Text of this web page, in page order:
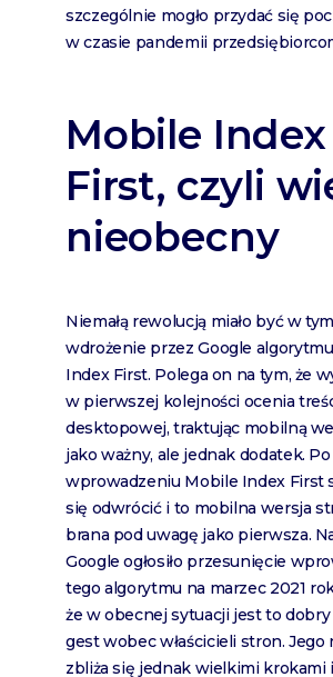
szczególnie mogło przydać się
w czasie pandemii
Mobile Index
First, czyli
nieobecny
Niemałą rewolucją miało być w
wdrożenie przez Google
Index First. Polega on na tym, że
w pierwszej kolejności ocenia
desktopowej, traktując mobilną
jako ważny, ale jednak dodatek. Po
wprowadzeniu Mobile Index First
się odwrócić i to mobilna wersja
brana pod uwagę jako pierwsza.
Google ogłosiło przesunięcie
tego algorytmu na marzec 2021
że w obecnej sytuacji jest to
gest wobec właścicieli stron. Jego
zbliża się jednak wielkimi krokami